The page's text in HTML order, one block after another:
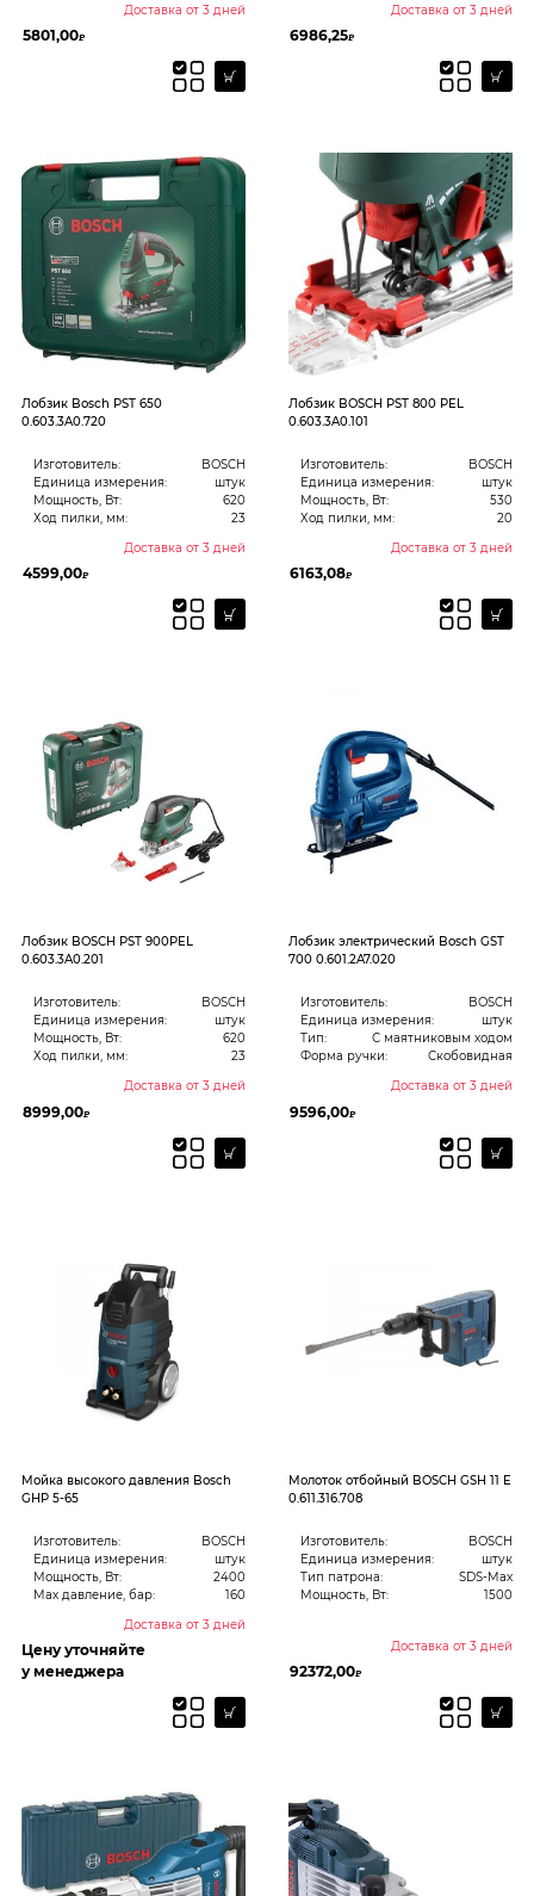
Доставка от 3 дней
5801,00₽
Доставка от 3 дней
6986,25₽
Лобзик Bosch PST 650
0.603.3A0.720
Изготовитель:
BOSCH
Единица измерения:
штук
Мощность, Вт:
620
Ход пилки, мм:
23
Доставка от 3 дней
4599,00₽
Лобзик BOSCH PST 800 PEL
0.603.3A0.101
Изготовитель:
BOSCH
Единица измерения:
штук
Мощность, Вт:
530
Ход пилки, мм:
20
Доставка от 3 дней
6163,08₽
Лобзик BOSCH PST 900PEL
0.603.3A0.201
Изготовитель:
BOSCH
Единица измерения:
штук
Мощность, Вт:
620
Ход пилки, мм:
23
Доставка от 3 дней
8999,00₽
Лобзик электрический Bosch GST
700 0.601.2A7.020
Изготовитель:
BOSCH
Единица измерения:
штук
Тип:
С маятниковым ходом
Форма ручки:
Скобовидная
Доставка от 3 дней
9596,00₽
Мойка высокого давления Bosch
GHP 5-65
Изготовитель:
BOSCH
Единица измерения:
штук
Мощность, Вт:
2400
Max давление, бар:
160
Доставка от 3 дней
Цену уточняйте
у менеджера
Молоток отбойный BOSCH GSH 11 E
0.611.316.708
Изготовитель:
BOSCH
Единица измерения:
штук
Тип патрона:
SDS-Max
Мощность, Вт:
1500
Доставка от 3 дней
92372,00₽